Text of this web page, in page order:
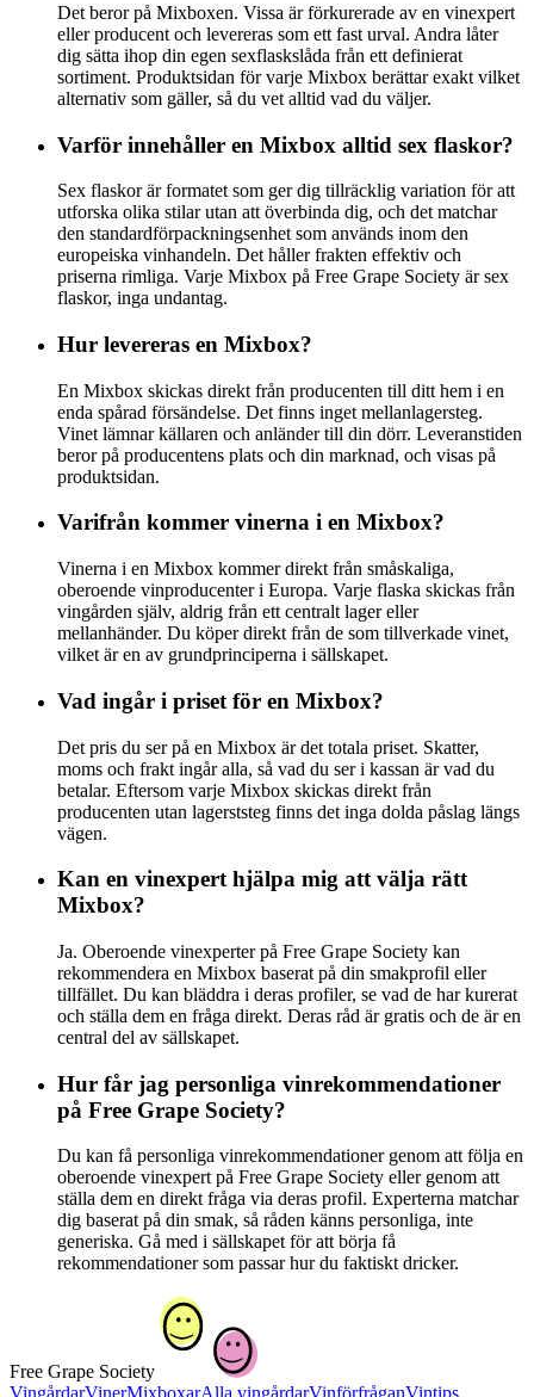
Det beror på Mixboxen. Vissa är förkurerade av en vinexpert
eller producent och levereras som ett fast urval. Andra låter
dig sätta ihop din egen sexflaskslåda från ett definierat
sortiment. Produktsidan för varje Mixbox berättar exakt vilket
alternativ som gäller, så du vet alltid vad du väljer.
Varför innehåller en Mixbox alltid sex flaskor?
Sex flaskor är formatet som ger dig tillräcklig variation för att
utforska olika stilar utan att överbinda dig, och det matchar
den standardförpackningsenhet som används inom den
europeiska vinhandeln. Det håller frakten effektiv och
priserna rimliga. Varje Mixbox på Free Grape Society är sex
flaskor, inga undantag.
Hur levereras en Mixbox?
En Mixbox skickas direkt från producenten till ditt hem i en
enda spårad försändelse. Det finns inget mellanlagersteg.
Vinet lämnar källaren och anländer till din dörr. Leveranstiden
beror på producentens plats och din marknad, och visas på
produktsidan.
Varifrån kommer vinerna i en Mixbox?
Vinerna i en Mixbox kommer direkt från småskaliga,
oberoende vinproducenter i Europa. Varje flaska skickas från
vingården själv, aldrig från ett centralt lager eller
mellanhänder. Du köper direkt från de som tillverkade vinet,
vilket är en av grundprinciperna i sällskapet.
Vad ingår i priset för en Mixbox?
Det pris du ser på en Mixbox är det totala priset. Skatter,
moms och frakt ingår alla, så vad du ser i kassan är vad du
betalar. Eftersom varje Mixbox skickas direkt från
producenten utan lagerststeg finns det inga dolda påslag längs
vägen.
Kan en vinexpert hjälpa mig att välja rätt
Mixbox?
Ja. Oberoende vinexperter på Free Grape Society kan
rekommendera en Mixbox baserat på din smakprofil eller
tillfället. Du kan bläddra i deras profiler, se vad de har kurerat
och ställa dem en fråga direkt. Deras råd är gratis och de är en
central del av sällskapet.
Hur får jag personliga vinrekommendationer
på Free Grape Society?
Du kan få personliga vinrekommendationer genom att följa en
oberoende vinexpert på Free Grape Society eller genom att
ställa dem en direkt fråga via deras profil. Experterna matchar
dig baserat på din smak, så råden känns personliga, inte
generiska. Gå med i sällskapet för att börja få
rekommendationer som passar hur du faktiskt dricker.
Free Grape Society